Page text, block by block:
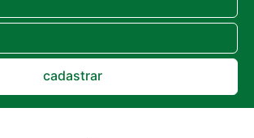
cadastrar